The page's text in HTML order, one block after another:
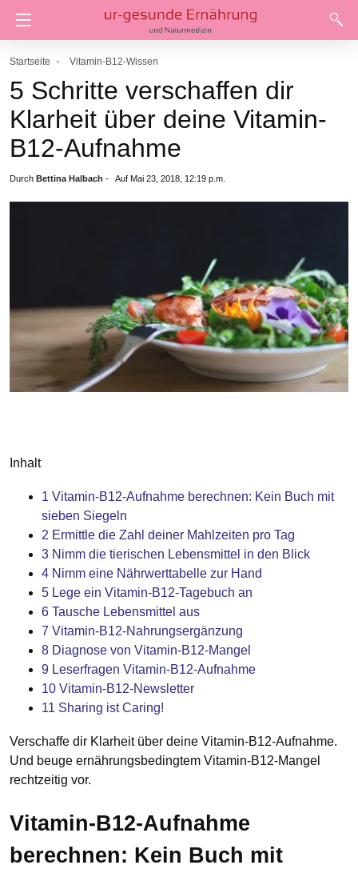
Startseite Vitamin-B12-Wissen
5 Schritte verschaffen dir
Klarheit über deine Vitamin-
B12-Aufnahme
Durch Bettina Halbach - Auf Mai 23, 2018, 12:19 p.m.
Inhalt
1 Vitamin-B12-Aufnahme berechnen: Kein Buch mit
sieben Siegeln
2 Ermittle die Zahl deiner Mahlzeiten pro Tag
3 Nimm die tierischen Lebensmittel in den Blick
4 Nimm eine Nährwerttabelle zur Hand
5 Lege ein Vitamin-B12-Tagebuch an
6 Tausche Lebensmittel aus
7 Vitamin-B12-Nahrungsergänzung
8 Diagnose von Vitamin-B12-Mangel
9 Leserfragen Vitamin-B12-Aufnahme
10 Vitamin-B12-Newsletter
11 Sharing ist Caring!
Verschaffe dir Klarheit über deine Vitamin-B12-Aufnahme.
Und beuge ernährungsbedingtem Vitamin-B12-Mangel
rechtzeitig vor.
Vitamin-B12-Aufnahme
berechnen: Kein Buch mit